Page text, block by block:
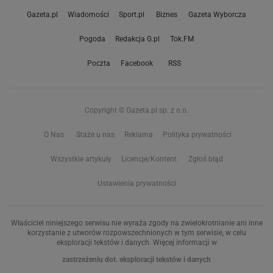
Gazeta.pl Wiadomości Sport.pl Biznes Gazeta Wyborcza
Pogoda Redakcja G.pl Tok.FM
Poczta Facebook RSS
Copyright © Gazeta.pl sp. z o.o.
O Nas Staże u nas Reklama Polityka prywatności
Wszystkie artykuły Licencje/Kontent Zgłoś błąd
Ustawienia prywatności
Właściciel niniejszego serwisu nie wyraża zgody na zwielokrotnianie ani inne
korzystanie z utworów rozpowszechnionych w tym serwisie, w celu
eksploracji tekstów i danych. Więcej informacji w
zastrzeżeniu dot. eksploracji tekstów i danych